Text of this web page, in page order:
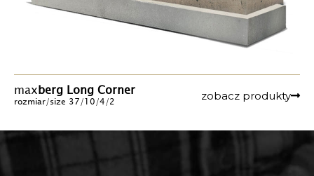
maxberg Long Corner
rozmiar/size 37/10/4/2 zobacz produkty